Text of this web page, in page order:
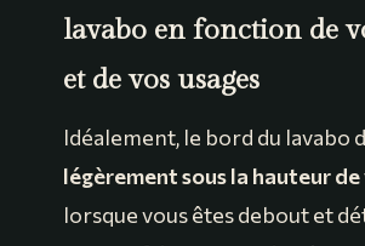
lavabo en fonction de
et de vos usages
Idéalement, le bord du lavabo
légèrement sous la hauteur
lorsque vous êtes debout et